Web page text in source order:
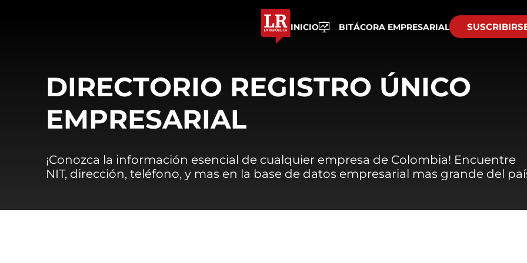
INICIO BITÁCORA EMPRESARIAL
DIRECTORIO REGISTRO ÚNICO
EMPRESARIAL
¡Conozca la información esencial de cualquier empresa de Colombia! Encuentre
NIT, dirección, teléfono, y mas en la base de datos empresarial mas grande del